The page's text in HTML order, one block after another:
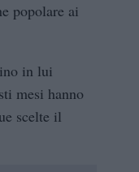
popolare ai
in lui
mesi hanno
scelte il